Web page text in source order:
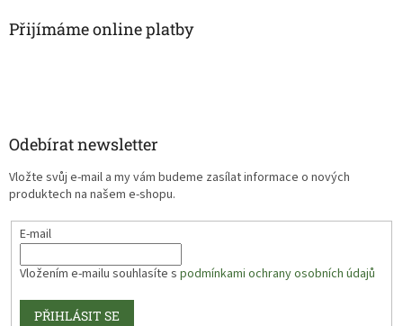
Přijímáme online platby
Odebírat newsletter
Vložte svůj e-mail a my vám budeme zasílat informace o nových
produktech na našem e-shopu.
E-mail
Vložením e-mailu souhlasíte s podmínkami ochrany osobních údajů
PŘIHLÁSIT SE